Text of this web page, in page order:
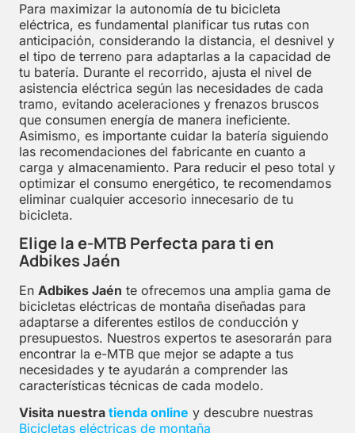
Para maximizar la autonomía de tu bicicleta
eléctrica, es fundamental planificar tus rutas con
anticipación, considerando la distancia, el desnivel y
el tipo de terreno para adaptarlas a la capacidad de
tu batería. Durante el recorrido, ajusta el nivel de
asistencia eléctrica según las necesidades de cada
tramo, evitando aceleraciones y frenazos bruscos
que consumen energía de manera ineficiente.
Asimismo, es importante cuidar la batería siguiendo
las recomendaciones del fabricante en cuanto a
carga y almacenamiento. Para reducir el peso total y
optimizar el consumo energético, te recomendamos
eliminar cualquier accesorio innecesario de tu
bicicleta.
Elige la e-MTB Perfecta para ti en
Adbikes Jaén
En Adbikes Jaén te ofrecemos una amplia gama de
bicicletas eléctricas de montaña diseñadas para
adaptarse a diferentes estilos de conducción y
presupuestos. Nuestros expertos te asesorarán para
encontrar la e-MTB que mejor se adapte a tus
necesidades y te ayudarán a comprender las
características técnicas de cada modelo.
Visita nuestra tienda online y descubre nuestras
Bicicletas eléctricas de montaña